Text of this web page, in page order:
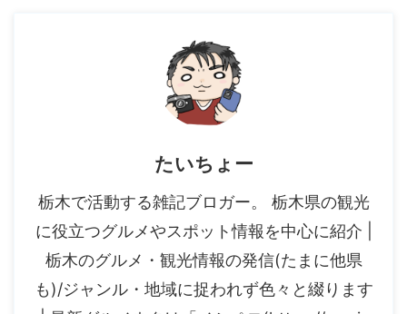
たいちょー
栃木で活動する雑記ブロガー。 栃木県の観光
に役立つグルメやスポット情報を中心に紹介 |
栃木のグルメ・観光情報の発信(たまに他県
も)/ジャンル・地域に捉われず色々と綴ります